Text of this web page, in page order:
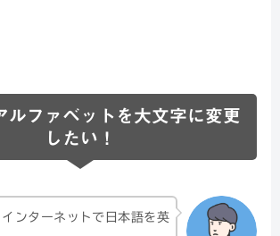
ルファベットを大文字に変更
したい！
ンターネットで日本語を英